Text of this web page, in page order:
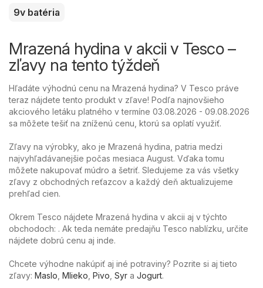
9v batéria
Mrazená hydina v akcii v Tesco –
zľavy na tento týždeň
Hľadáte výhodnú cenu na Mrazená hydina? V Tesco práve
teraz nájdete tento produkt v zľave! Podľa najnovšieho
akciového letáku platného v termíne 03.08.2026 - 09.08.2026
sa môžete tešiť na zníženú cenu, ktorú sa oplatí využiť.
Zľavy na výrobky, ako je Mrazená hydina, patria medzi
najvyhľadávanejšie počas mesiaca August. Vďaka tomu
môžete nakupovať múdro a šetriť. Sledujeme za vás všetky
zľavy z obchodných reťazcov a každý deň aktualizujeme
prehľad cien.
Okrem Tesco nájdete Mrazená hydina v akcii aj v týchto
obchodoch: . Ak teda nemáte predajňu Tesco nablízku, určite
nájdete dobrú cenu aj inde.
Chcete výhodne nakúpiť aj iné potraviny? Pozrite si aj tieto
zľavy: Maslo Mlieko Pivo Syr a Jogurt.